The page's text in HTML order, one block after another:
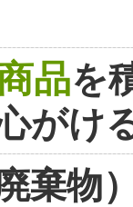
品を
がけ
棄物